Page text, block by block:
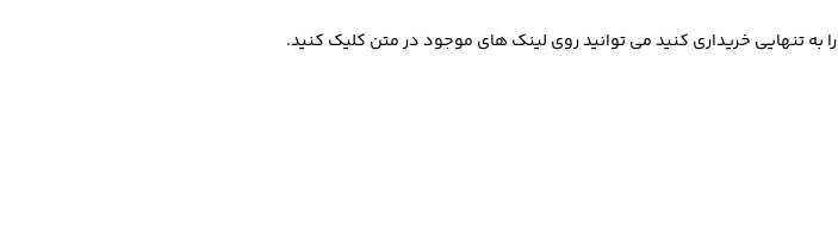
را به تنهایی خریداری کنید می توانید روی لینک های موجود در متن کلیک کنید.